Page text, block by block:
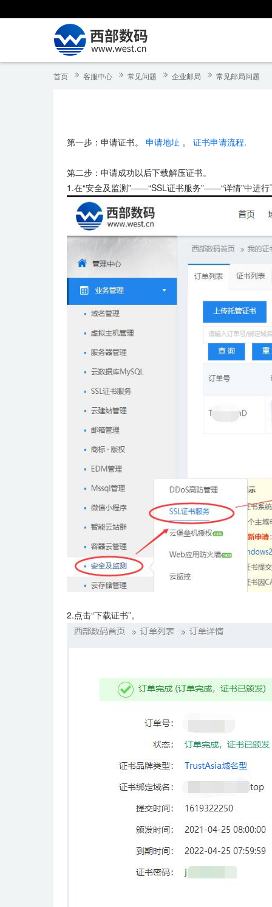
首页 客服中心 常见问题 企业邮局 常见邮局问题
第一步：申请证书。 申请地址 。 证书申请流程.
第二步：申请成功以后下载解压证书。
1.在“安全及监测”——“SSL证书服务”——“详情”中进行
2.点击“下载证书”。